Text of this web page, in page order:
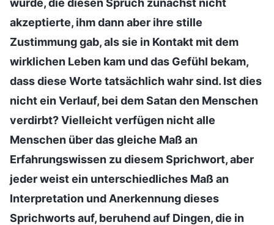
akzeptierte, ihm dann aber ihre stille
Zustimmung gab, als sie in Kontakt mit dem
wirklichen Leben kam und das Gefühl bekam,
dass diese Worte tatsächlich wahr sind. Ist dies
nicht ein Verlauf, bei dem Satan den Menschen
verdirbt? Vielleicht verfügen nicht alle
Menschen über das gleiche Maß an
Erfahrungswissen zu diesem Sprichwort, aber
jeder weist ein unterschiedliches Maß an
Interpretation und Anerkennung dieses
Sprichworts auf, beruhend auf Dingen, die in